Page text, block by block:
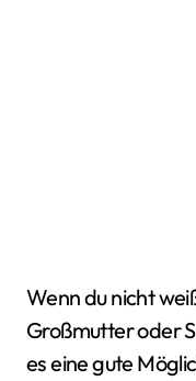
Wenn du nicht weißt, was du deiner Mutter,
Großmutter oder
es eine gute